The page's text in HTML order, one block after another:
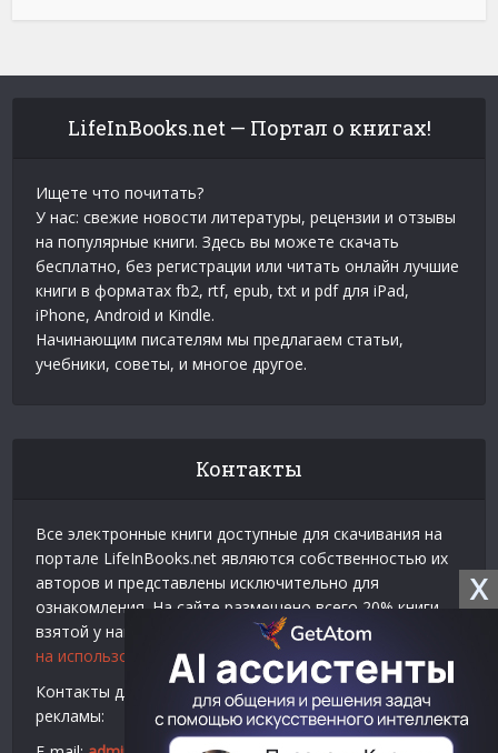
X
LifeInBooks.net — Портал о книгах!
Ищете что почитать?
У нас: свежие новости литературы, рецензии и отзывы
на популярные книги. Здесь вы можете скачать
бесплатно, без регистрации или читать онлайн лучшие
книги в форматах fb2, rtf, epub, txt и pdf для iPad,
iPhone, Android и Kindle.
Начинающим писателям мы предлагаем статьи,
учебники, советы, и многое другое.
Контакты
Все электронные книги доступные для скачивания на
портале LifeInBooks.net являются собственностью их
авторов и представлены исключительно для
ознакомления. На сайте размещено всего 20% книги
взятой у нашего партнера
Официальное разрешение
на использование материалов Litres .
Контакты для связи по вопросам авторского права и
рекламы: